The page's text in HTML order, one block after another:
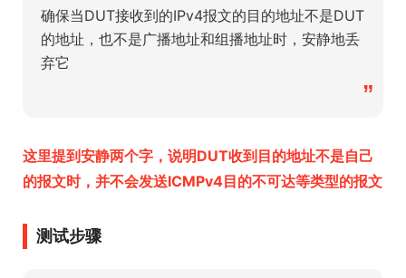
确保当DUT接收到的IPv4报文的目的地址不是DUT
的地址，也不是广播地址和组播地址时，安静地丢
弃它
”
这里提到安静两个字，说明DUT收到目的地址不是自己
的报文时，并不会发送ICMPv4目的不可达等类型的报文
测试步骤